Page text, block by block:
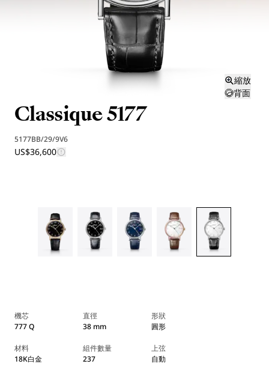
縮放
背面
Classique 5177
5177BB/29/9V6
US$36,600
機芯
777 Q
直徑
38 mm
形狀
圓形
材料
18K白金
組件數量
237
上弦
自動